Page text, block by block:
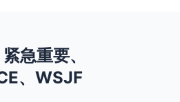
急重要、
、WSJF